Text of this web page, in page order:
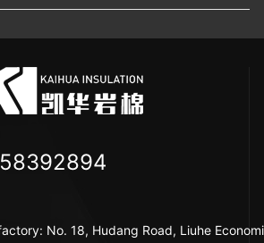
No. 18, Hudang Road, Liuhe